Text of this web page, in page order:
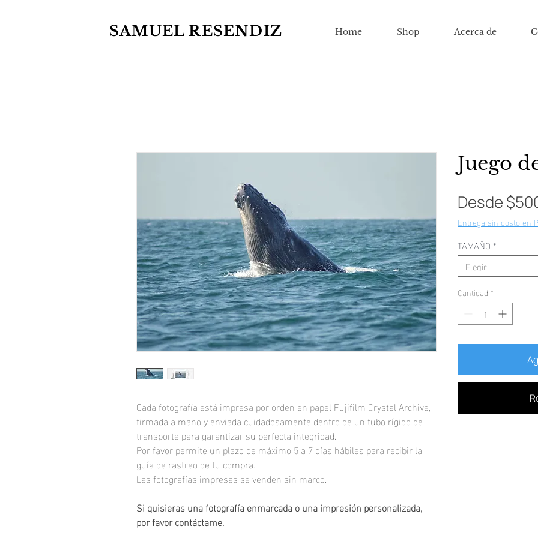
SAMUEL RESENDIZ Home Shop Acerca de
Cada fotografía está impresa por orden en papel Fujifilm Crystal Archive,
firmada a mano y enviada cuidadosamente dentro de un tubo rígido de
transporte para garantizar su perfecta integridad.
Por favor permite un plazo de máximo 5 a 7 días hábiles para recibir la
guía de rastreo de tu compra.
Las fotografías impresas se venden sin marco.
Si quisieras una fotografía enmarcada o una impresión personalizada,
por favorcontáctame.
Juego
Desde
Entrega sin costo en
TAMAÑO *
Elegir
Cantidad *